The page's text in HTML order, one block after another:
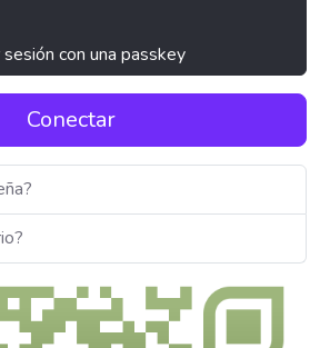
sesión con una passkey
Conectar